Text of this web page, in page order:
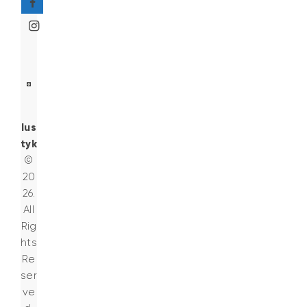
lus
tyk
©
20
26.
All
Rig
hts
Re
ser
ve